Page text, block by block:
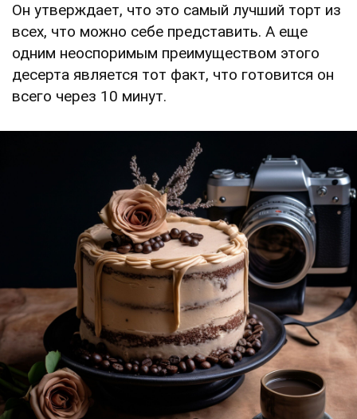
Он утверждает, что это самый лучший торт из
всех, что можно себе представить. А еще
одним неоспоримым преимуществом этого
десерта является тот факт, что готовится он
всего через 10 минут.